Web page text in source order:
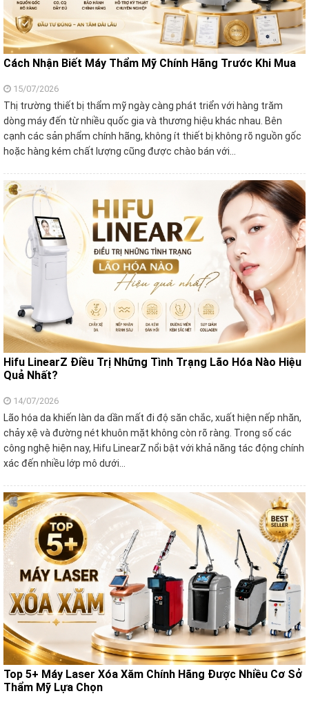
Cách Nhận Biết Máy Thẩm Mỹ Chính Hãng Trước Khi Mua
15/07/2026
Thị trường thiết bị thẩm mỹ ngày càng phát triển với hàng trăm
dòng máy đến từ nhiều quốc gia và thương hiệu khác nhau. Bên
cạnh các sản phẩm chính hãng, không ít thiết bị không rõ nguồn gốc
hoặc hàng kém chất lượng cũng được chào bán với…
Hifu LinearZ Điều Trị Những Tình Trạng Lão Hóa Nào Hiệu
Quả Nhất?
14/07/2026
Lão hóa da khiến làn da dần mất đi độ săn chắc, xuất hiện nếp nhăn,
chảy xệ và đường nét khuôn mặt không còn rõ ràng. Trong số các
công nghệ hiện nay, Hifu LinearZ nổi bật với khả năng tác động chính
xác đến nhiều lớp mô dưới…
Top 5+ Máy Laser Xóa Xăm Chính Hãng Được Nhiều Cơ Sở
Thẩm Mỹ Lựa Chọn